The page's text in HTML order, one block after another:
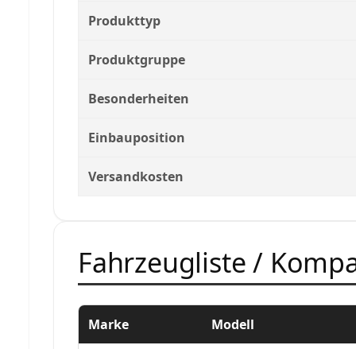
Produkttyp
Produktgruppe
Besonderheiten
Einbauposition
Versandkosten
Fahrzeugliste /
Marke Modell